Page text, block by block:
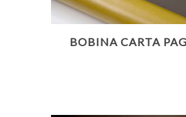
BOBINA CARTA